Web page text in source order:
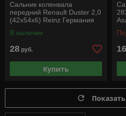
Сальник коленвала
передний Renault Duster 2,0
(42x54x6) Reinz Германия
В наличии
28 руб.
Купить
16